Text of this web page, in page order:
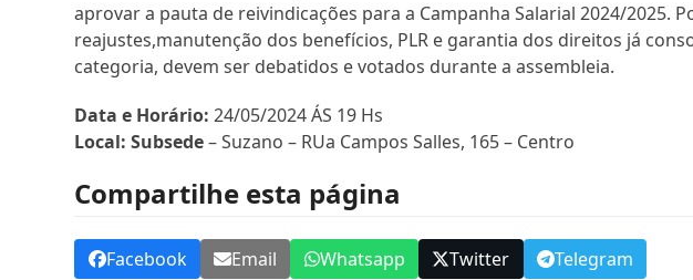
aprovar a pauta de reivindicações para a Campanha Salarial 2024/2025.
reajustes,manutenção dos benefícios, PLR e garantia dos direitos já
categoria, devem ser debatidos e votados durante a assembleia.
Data e Horário: 24/05/2024 ÁS 19 Hs
Local: Subsede– Suzano – RUa Campos Salles, 165 – Centro
Compartilhe esta página
Facebook Email Whatsapp Twitter Telegram